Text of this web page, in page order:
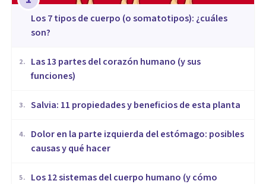
​Los 7 tipos de cuerpo (o somatotipos): ¿cuáles
son?
2.
Las 13 partes del corazón humano (y sus
funciones)
3. Salvia: 11 propiedades y beneficios de esta planta
4.
Dolor en la parte izquierda del estómago: posibles
causas y qué hacer
5.
Los 12 sistemas del cuerpo humano (y cómo